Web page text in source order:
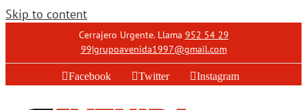
Skip to content
Cerrajero Urgente. Llama 952 54 29
99|grupoavenida1997@gmail.com
Facebook Twitter Instagram